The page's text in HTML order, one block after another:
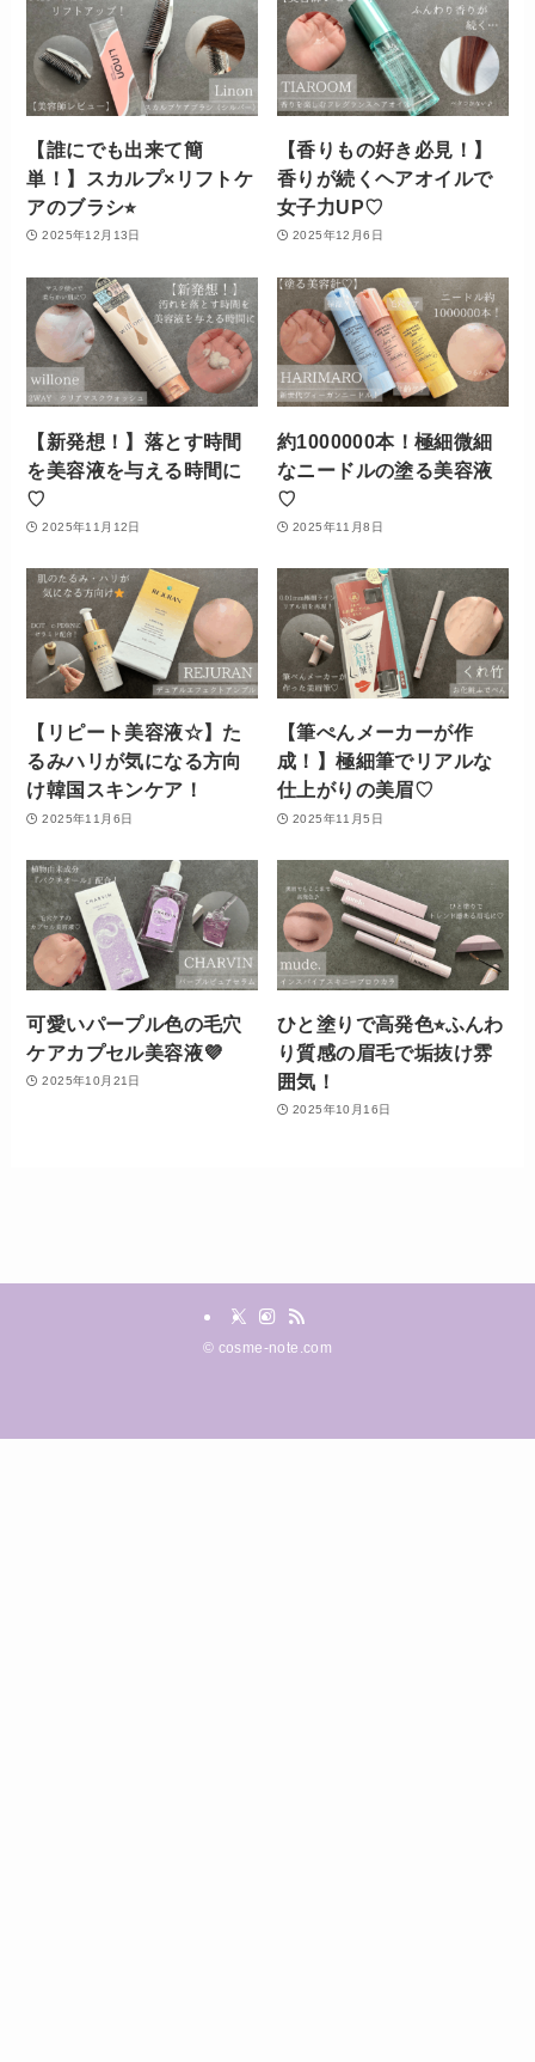
【誰にでも出来て簡
単！】スカルプ×リフトケ
アのブラシ⭐︎
2025年12月13日
【香りもの好き必見！】
香りが続くヘアオイルで
女子力UP♡
2025年12月6日
【新発想！】落とす時間
を美容液を与える時間に
♡
2025年11月12日
約1000000本！極細微細
なニードルの塗る美容液
♡
2025年11月8日
【リピート美容液☆】た
るみハリが気になる方向
け韓国スキンケア！
2025年11月6日
【筆ぺんメーカーが作
成！】極細筆でリアルな
仕上がりの美眉♡
2025年11月5日
可愛いパープル色の毛穴
ケアカプセル美容液💜
2025年10月21日
ひと塗りで高発色⭐︎ふんわ
り質感の眉毛で垢抜け雰
囲気！
2025年10月16日
© cosme-note.com